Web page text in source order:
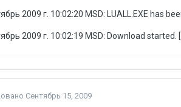
2009 г. 10:02:20 MSD: LUALL.EXE has
2009 г. 10:02:19 MSD: Download started.
Сентябрь 15, 2009